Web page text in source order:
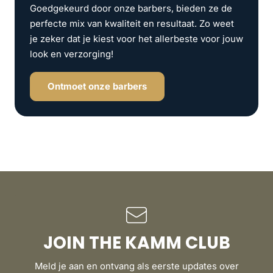
Goedgekeurd door onze barbers, bieden ze de
perfecte mix van kwaliteit en resultaat. Zo weet
je zeker dat je kiest voor het allerbeste voor jouw
look en verzorging!
Ontmoet onze barbers
JOIN THE KAMM CLUB
Meld je aan en ontvang als eerste updates over